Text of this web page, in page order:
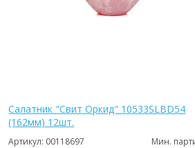
Салатник "Свит Оркид" 10533SLBD54
(162мм) 12шт.
Артикул: 00118697
Мин.